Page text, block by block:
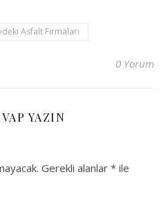
Asfalt Firmaları
0 Yorum
YAZIN
Gerekli alanlar * ile